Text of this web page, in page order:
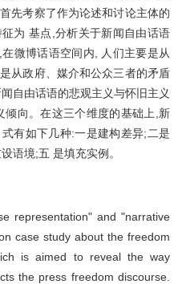
先考察了作为论述和讨论主体的
为 基点,分析关于新闻自由话语
微博话语空间内, 人们主要是从
从政府、媒介和公众三者的矛盾
自由话语的悲观主义与怀旧主义
向。在这三个维度的基础上,新
有如下几种:一是建构差异;二是
语境;五 是填充实例。
representation" and "narrative
case study about the freedom
is aimed to reveal the way
the press freedom discourse.